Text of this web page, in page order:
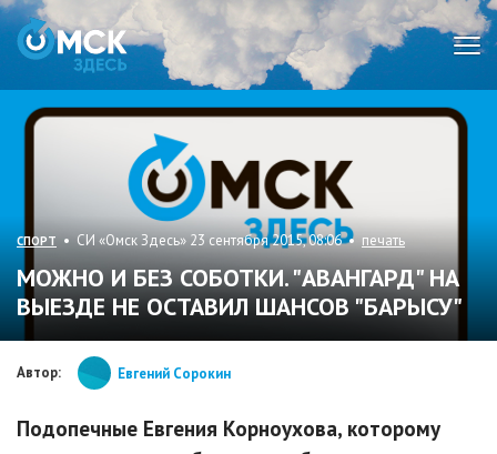
СПОРТ • СИ «Омск Здесь» 23 сентября 2015, 08:06 • печать
МОЖНО И БЕЗ СОБОТКИ. "АВАНГАРД" НА
ВЫЕЗДЕ НЕ ОСТАВИЛ ШАНСОВ "БАРЫСУ"
Автор: Евгений Сорокин
Подопечные Евгения Корноухова, которому